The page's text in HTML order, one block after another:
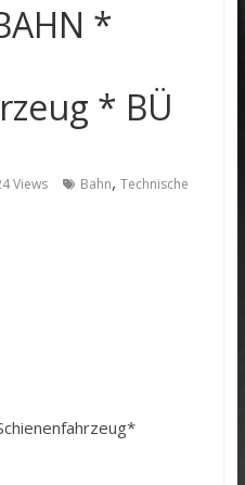
*
* BÜ
Views Bahn, Technische